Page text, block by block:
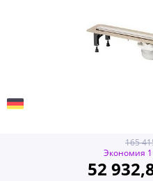
165
Экономия
52